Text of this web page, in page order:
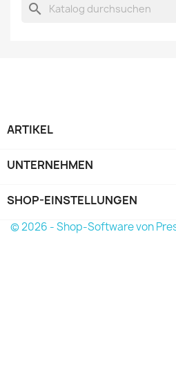
search
ARTIKEL
UNTERNEHMEN
SHOP-EINSTELLUNGEN
© 2026 - Shop-Software von